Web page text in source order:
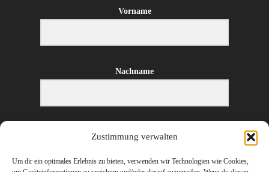
Zustimmung verwalten
Um dir ein optimales Erlebnis zu bieten, verwenden wir Technologien wie Cookies,
Vorname
Nachname
E-Mail-Adresse